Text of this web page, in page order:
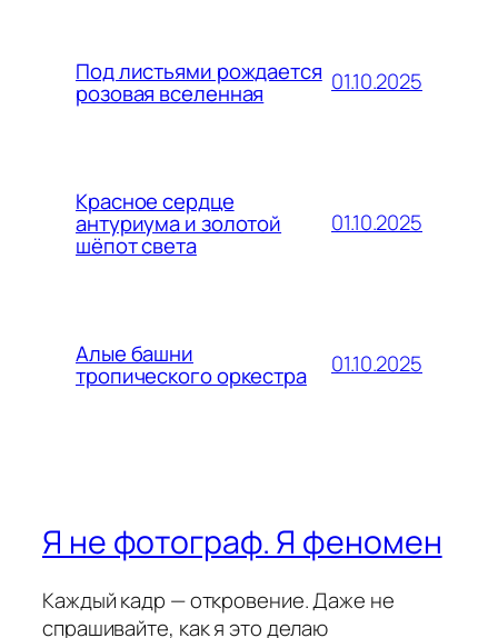
Под листьями рождается
розовая вселенная 01.10.2025
Красное сердце
антуриума и золотой
шёпот света
01.10.2025
Алые башни
тропического оркестра 01.10.2025
Я не фотограф. Я феномен
Каждый кадр — откровение. Даже не
спрашивайте, как я это делаю